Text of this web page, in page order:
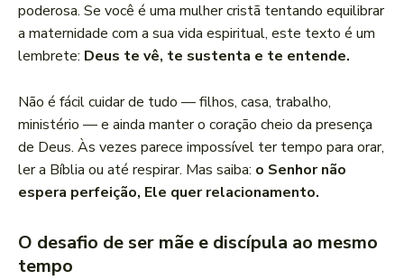
poderosa. Se você é uma mulher cristã tentando equilibrar
a maternidade com a sua vida espiritual, este texto é um
lembrete: Deus te vê, te sustenta e te entende.
Não é fácil cuidar de tudo — filhos, casa, trabalho,
ministério — e ainda manter o coração cheio da presença
de Deus. Às vezes parece impossível ter tempo para orar,
ler a Bíblia ou até respirar. Mas saiba: o Senhor não
espera perfeição, Ele quer relacionamento.
O desafio de ser mãe e discípula ao mesmo
tempo